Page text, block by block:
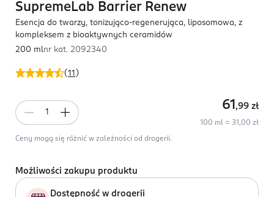
(11 )
SupremeLab Barrier Renew
Esencja do twarzy, tonizująco-regenerująca, liposomowa, z
kompleksem z bioaktywnych ceramidów
200 mlnr kat. 2092340
61 ,99 zł
100 ml = 31,00 zł
Ceny mogą się różnić w zależności od drogerii.
Możliwości zakupu produktu
Dostępność w drogerii